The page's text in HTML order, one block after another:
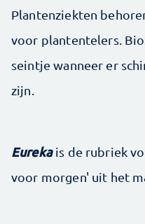
Plantenziekten
voor plantentelers.
seintje wanneer er
zijn.
Eurekais de rubriek
voor morgen' uit het